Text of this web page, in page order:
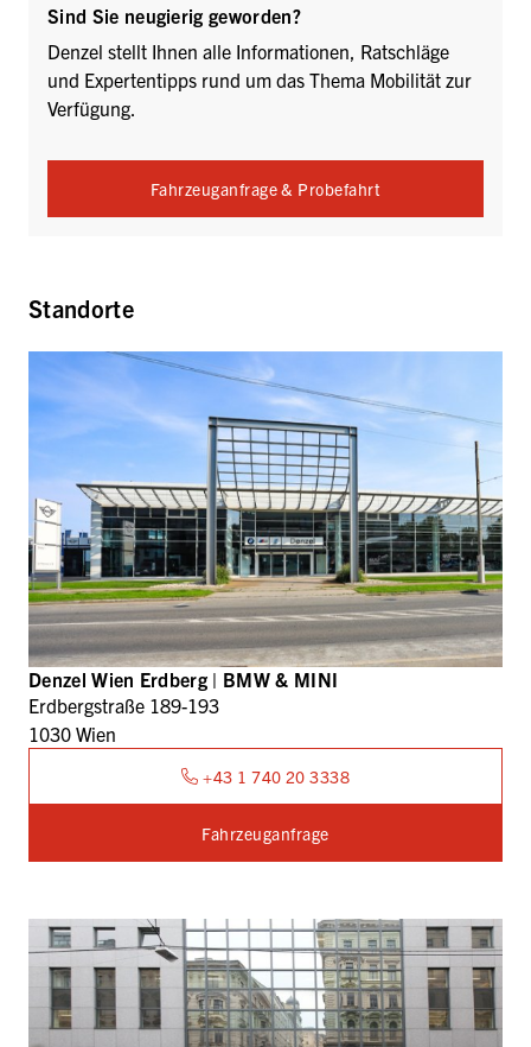
Sind Sie neugierig geworden?
Denzel stellt Ihnen alle Informationen, Ratschläge
und Expertentipps rund um das Thema Mobilität zur
Verfügung.
Fahrzeuganfrage & Probefahrt
Standorte
Denzel Wien Erdberg | BMW & MINI
Erdbergstraße 189-193
1030 Wien
+43 1 740 20 3338
Fahrzeuganfrage